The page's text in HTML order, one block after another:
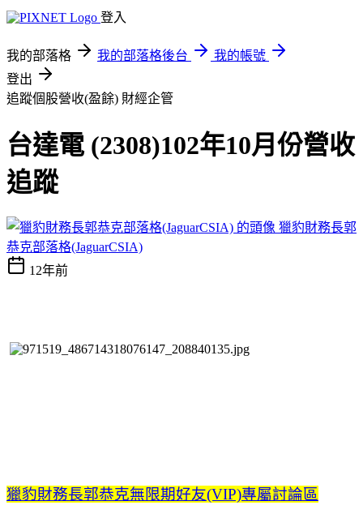
登入
我的部落格 我的部落格後台
我的帳號
登出
追蹤個股營收(盈餘) 財經企管
台達電 (2308)102年10月份營收
追蹤
獵豹財務長郭
恭克部落格(JaguarCSIA)
12年前
獵豹財務長郭恭克無限期好友(VIP)專屬討論區